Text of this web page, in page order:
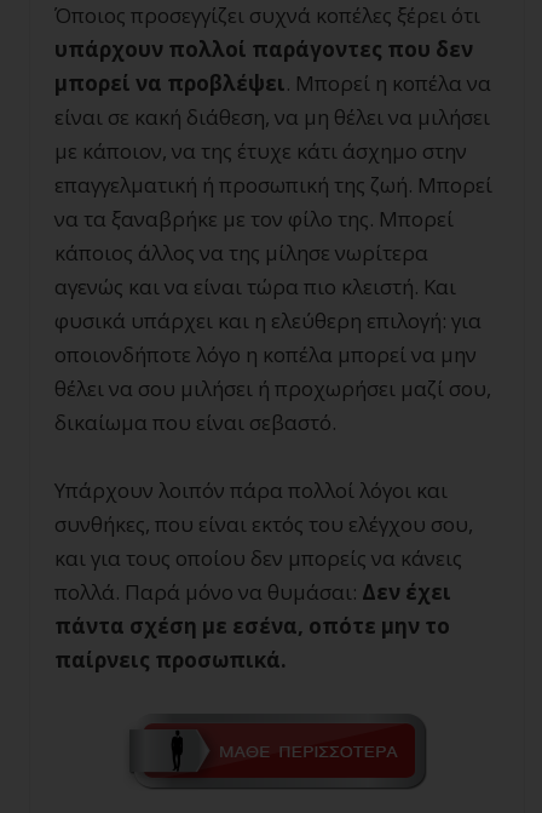
Όποιος προσεγγίζει συχνά κοπέλες ξέρει ότι
υπάρχουν πολλοί παράγοντες που δεν
μπορεί να προβλέψει. Μπορεί η κοπέλα να
είναι σε κακή διάθεση, να μη θέλει να μιλήσει
με κάποιον, να της έτυχε κάτι άσχημο στην
επαγγελματική ή προσωπική της ζωή. Μπορεί
να τα ξαναβρήκε με τον φίλο της. Μπορεί
κάποιος άλλος να της μίλησε νωρίτερα
αγενώς και να είναι τώρα πιο κλειστή. Και
φυσικά υπάρχει και η ελεύθερη επιλογή: για
οποιονδήποτε λόγο η κοπέλα μπορεί να μην
θέλει να σου μιλήσει ή προχωρήσει μαζί σου,
δικαίωμα που είναι σεβαστό.
Υπάρχουν λοιπόν πάρα πολλοί λόγοι και
συνθήκες, που είναι εκτός του ελέγχου σου,
και για τους οποίου δεν μπορείς να κάνεις
πολλά. Παρά μόνο να θυμάσαι: Δεν έχει
πάντα σχέση με εσένα, οπότε μην το
παίρνεις προσωπικά.